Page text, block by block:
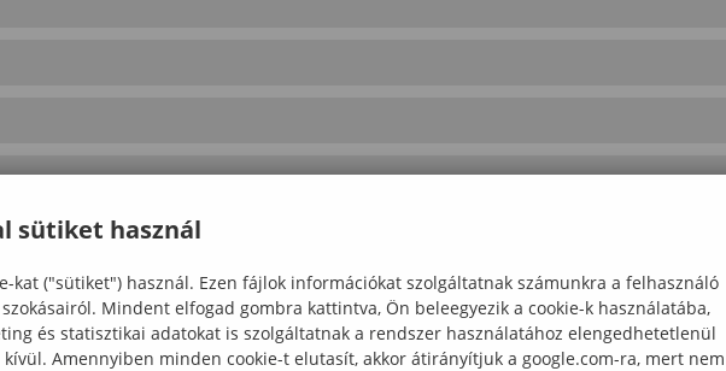
sütiket használ
kat ("sütiket") használ. Ezen fájlok információkat szolgáltatnak számunkra a felhasználó
Mindent elfogad gombra kattintva, Ön beleegyezik a cookie-k használatába,
és statisztikai adatokat is szolgáltatnak a rendszer használatához elengedhetetlenül
kívül. Amennyiben minden cookie-t elutasít, akkor átirányítjuk a google.com-ra, mert nem